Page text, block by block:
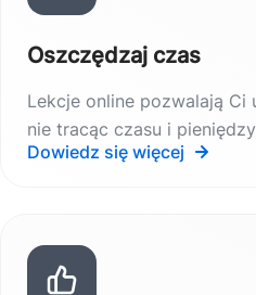
Oszczędzaj czas
Lekcje online pozwalają
nie tracąc czasu i
Dowiedz się więcej